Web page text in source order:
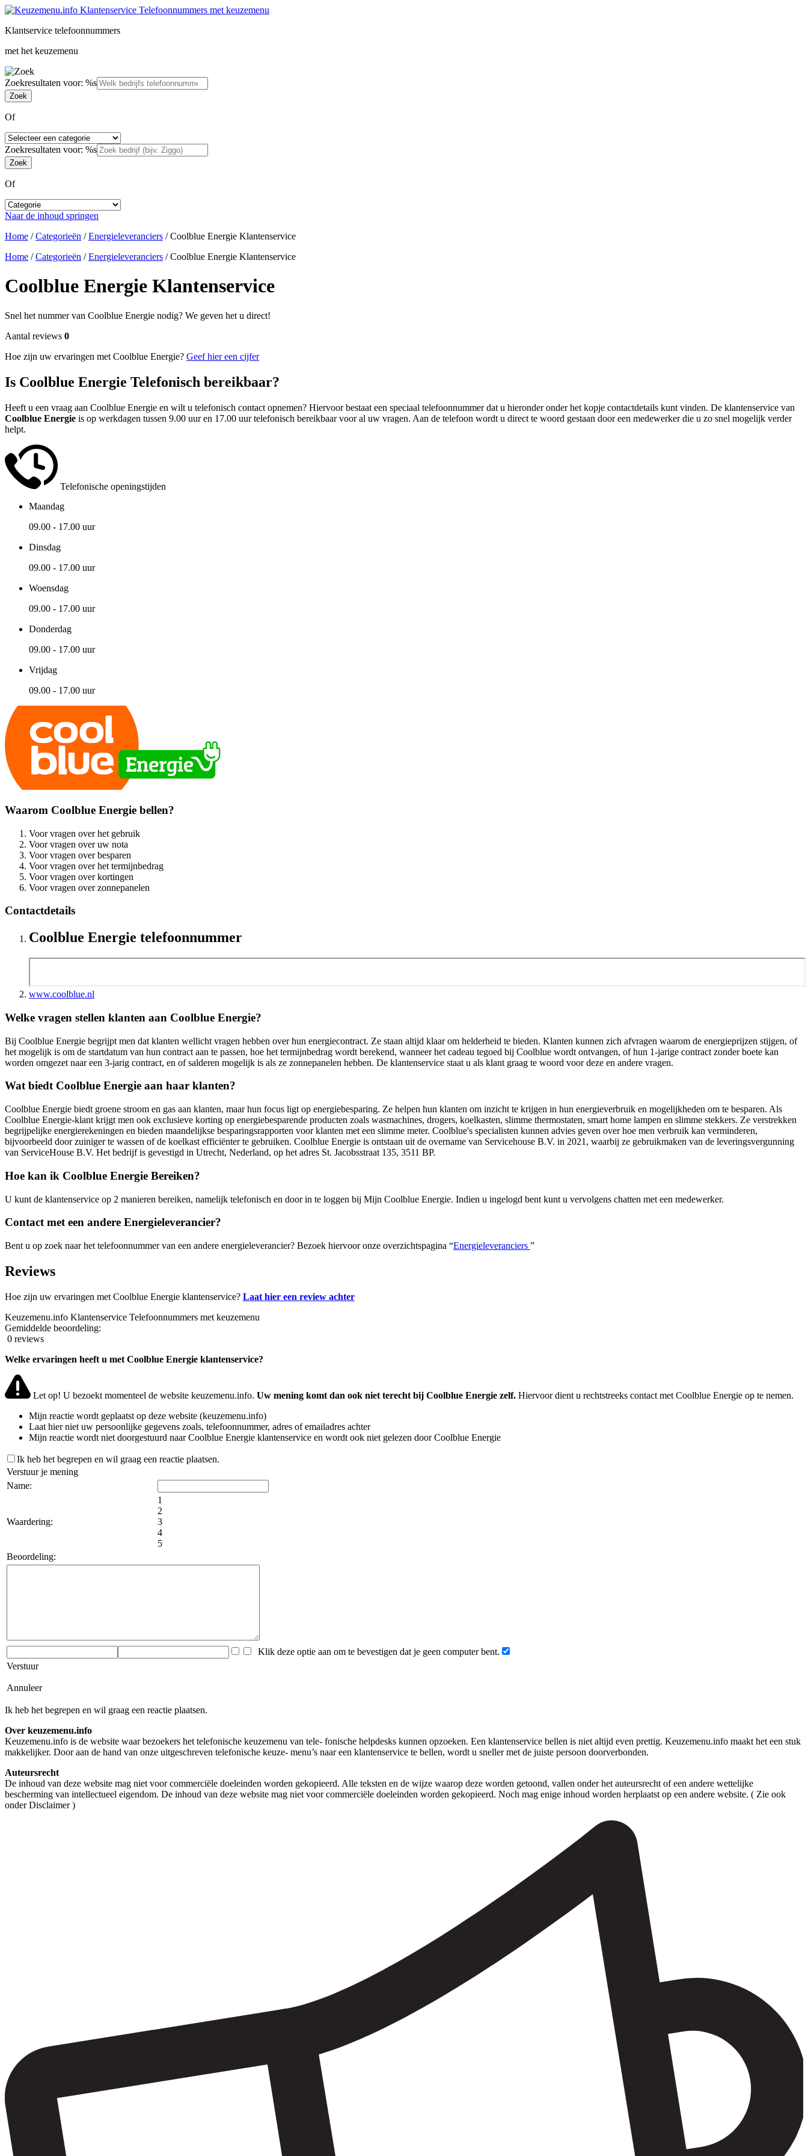
Klantservice telefoonnummers
met het keuzemenu
Zoekresultaten voor: %s
Of
Zoekresultaten voor: %s
Of
Naar de inhoud springen
Home /Categorieën /Energieleveranciers /Coolblue Energie Klantenservice
Home /Categorieën /Energieleveranciers /Coolblue Energie Klantenservice
Coolblue Energie Klantenservice
Snel het nummer van Coolblue Energie nodig? We geven het u direct!
Aantal reviews 0
Hoe zijn uw ervaringen met Coolblue Energie? Geef hier een cijfer
Is Coolblue Energie Telefonisch bereikbaar?
Heeft u een vraag aan Coolblue Energie en wilt u telefonisch contact opnemen? Hiervoor bestaat een speciaal telefoonnummer dat u hieronder onder het kopje contactdetails kunt vinden. De klantenservice van
Coolblue Energie is op werkdagen tussen 9.00 uur en 17.00 uur telefonisch bereikbaar voor al uw vragen. Aan de telefoon wordt u direct te woord gestaan door een medewerker die u zo snel mogelijk verder
helpt.
Telefonische openingstijden
Maandag
09.00 - 17.00 uur
Dinsdag
09.00 - 17.00 uur
Woensdag
09.00 - 17.00 uur
Donderdag
09.00 - 17.00 uur
Vrijdag
09.00 - 17.00 uur
Waarom Coolblue Energie bellen?
Voor vragen over het gebruik
Voor vragen over uw nota
Voor vragen over besparen
Voor vragen over het termijnbedrag
Voor vragen over kortingen
Voor vragen over zonnepanelen
Contactdetails
Coolblue Energie telefoonnummer
www.coolblue.nl
Welke vragen stellen klanten aan Coolblue Energie?
Bij Coolblue Energie begrijpt men dat klanten wellicht vragen hebben over hun energiecontract. Ze staan altijd klaar om helderheid te bieden. Klanten kunnen zich afvragen waarom de energieprijzen stijgen, of
het mogelijk is om de startdatum van hun contract aan te passen, hoe het termijnbedrag wordt berekend, wanneer het cadeau tegoed bij Coolblue wordt ontvangen, of hun 1-jarige contract zonder boete kan
worden omgezet naar een 3-jarig contract, en of salderen mogelijk is als ze zonnepanelen hebben. De klantenservice staat u als klant graag te woord voor deze en andere vragen.
Wat biedt Coolblue Energie aan haar klanten?
Coolblue Energie biedt groene stroom en gas aan klanten, maar hun focus ligt op energiebesparing. Ze helpen hun klanten om inzicht te krijgen in hun energieverbruik en mogelijkheden om te besparen. Als
Coolblue Energie-klant krijgt men ook exclusieve korting op energiebesparende producten zoals wasmachines, drogers, koelkasten, slimme thermostaten, smart home lampen en slimme stekkers. Ze verstrekken
begrijpelijke energierekeningen en bieden maandelijkse besparingsrapporten voor klanten met een slimme meter. Coolblue's specialisten kunnen advies geven over hoe men verbruik kan verminderen,
bijvoorbeeld door zuiniger te wassen of de koelkast efficiënter te gebruiken. Coolblue Energie is ontstaan uit de overname van Servicehouse B.V. in 2021, waarbij ze gebruikmaken van de leveringsvergunning
van ServiceHouse B.V. Het bedrijf is gevestigd in Utrecht, Nederland, op het adres St. Jacobsstraat 135, 3511 BP.
Hoe kan ik Coolblue Energie Bereiken?
U kunt de klantenservice op 2 manieren bereiken, namelijk telefonisch en door in te loggen bij Mijn Coolblue Energie. Indien u ingelogd bent kunt u vervolgens chatten met een medewerker.
Contact met een andere Energieleverancier?
Bent u op zoek naar het telefoonnummer van een andere energieleverancier? Bezoek hiervoor onze overzichtspagina “Energieleveranciers ”
Reviews
Hoe zijn uw ervaringen met Coolblue Energie klantenservice? Laat hier een review achter
Keuzemenu.info Klantenservice Telefoonnummers met keuzemenu
Gemiddelde beoordeling:
0 reviews
Welke ervaringen heeft u met Coolblue Energie klantenservice?
Let op! U bezoekt momenteel de website keuzemenu.info. Uw mening komt dan ook niet terecht bij Coolblue Energie zelf.Hiervoor dient u rechtstreeks contact met Coolblue Energie op te nemen.
Mijn reactie wordt geplaatst op deze website (keuzemenu.info)
Laat hier niet uw persoonlijke gegevens zoals, telefoonnummer, adres of emailadres achter
Mijn reactie wordt niet doorgestuurd naar Coolblue Energie klantenservice en wordt ook niet gelezen door Coolblue Energie
Ik heb het begrepen en wil graag een reactie plaatsen.
Verstuur je mening
Name:
Waardering:
1
2
3
4
5
Beoordeling:
Klik deze optie aan om te bevestigen dat je geen computer bent.
Verstuur
Annuleer
Ik heb het begrepen en wil graag een reactie plaatsen.
Over keuzemenu.info
Keuzemenu.info is de website waar bezoekers het telefonische keuzemenu van tele- fonische helpdesks kunnen opzoeken. Een klantenservice bellen is niet altijd even prettig. Keuzemenu.info maakt het een stuk
makkelijker. Door aan de hand van onze uitgeschreven telefonische keuze- menu’s naar een klantenservice te bellen, wordt u sneller met de juiste persoon doorverbonden.
Auteursrecht
De inhoud van deze website mag niet voor commerciële doeleinden worden gekopieerd. Alle teksten en de wijze waarop deze worden getoond, vallen onder het auteursrecht of een andere wettelijke
bescherming van intellectueel eigendom. De inhoud van deze website mag niet voor commerciële doeleinden worden gekopieerd. Noch mag enige inhoud worden herplaatst op een andere website. ( Zie ook
onder Disclaimer )